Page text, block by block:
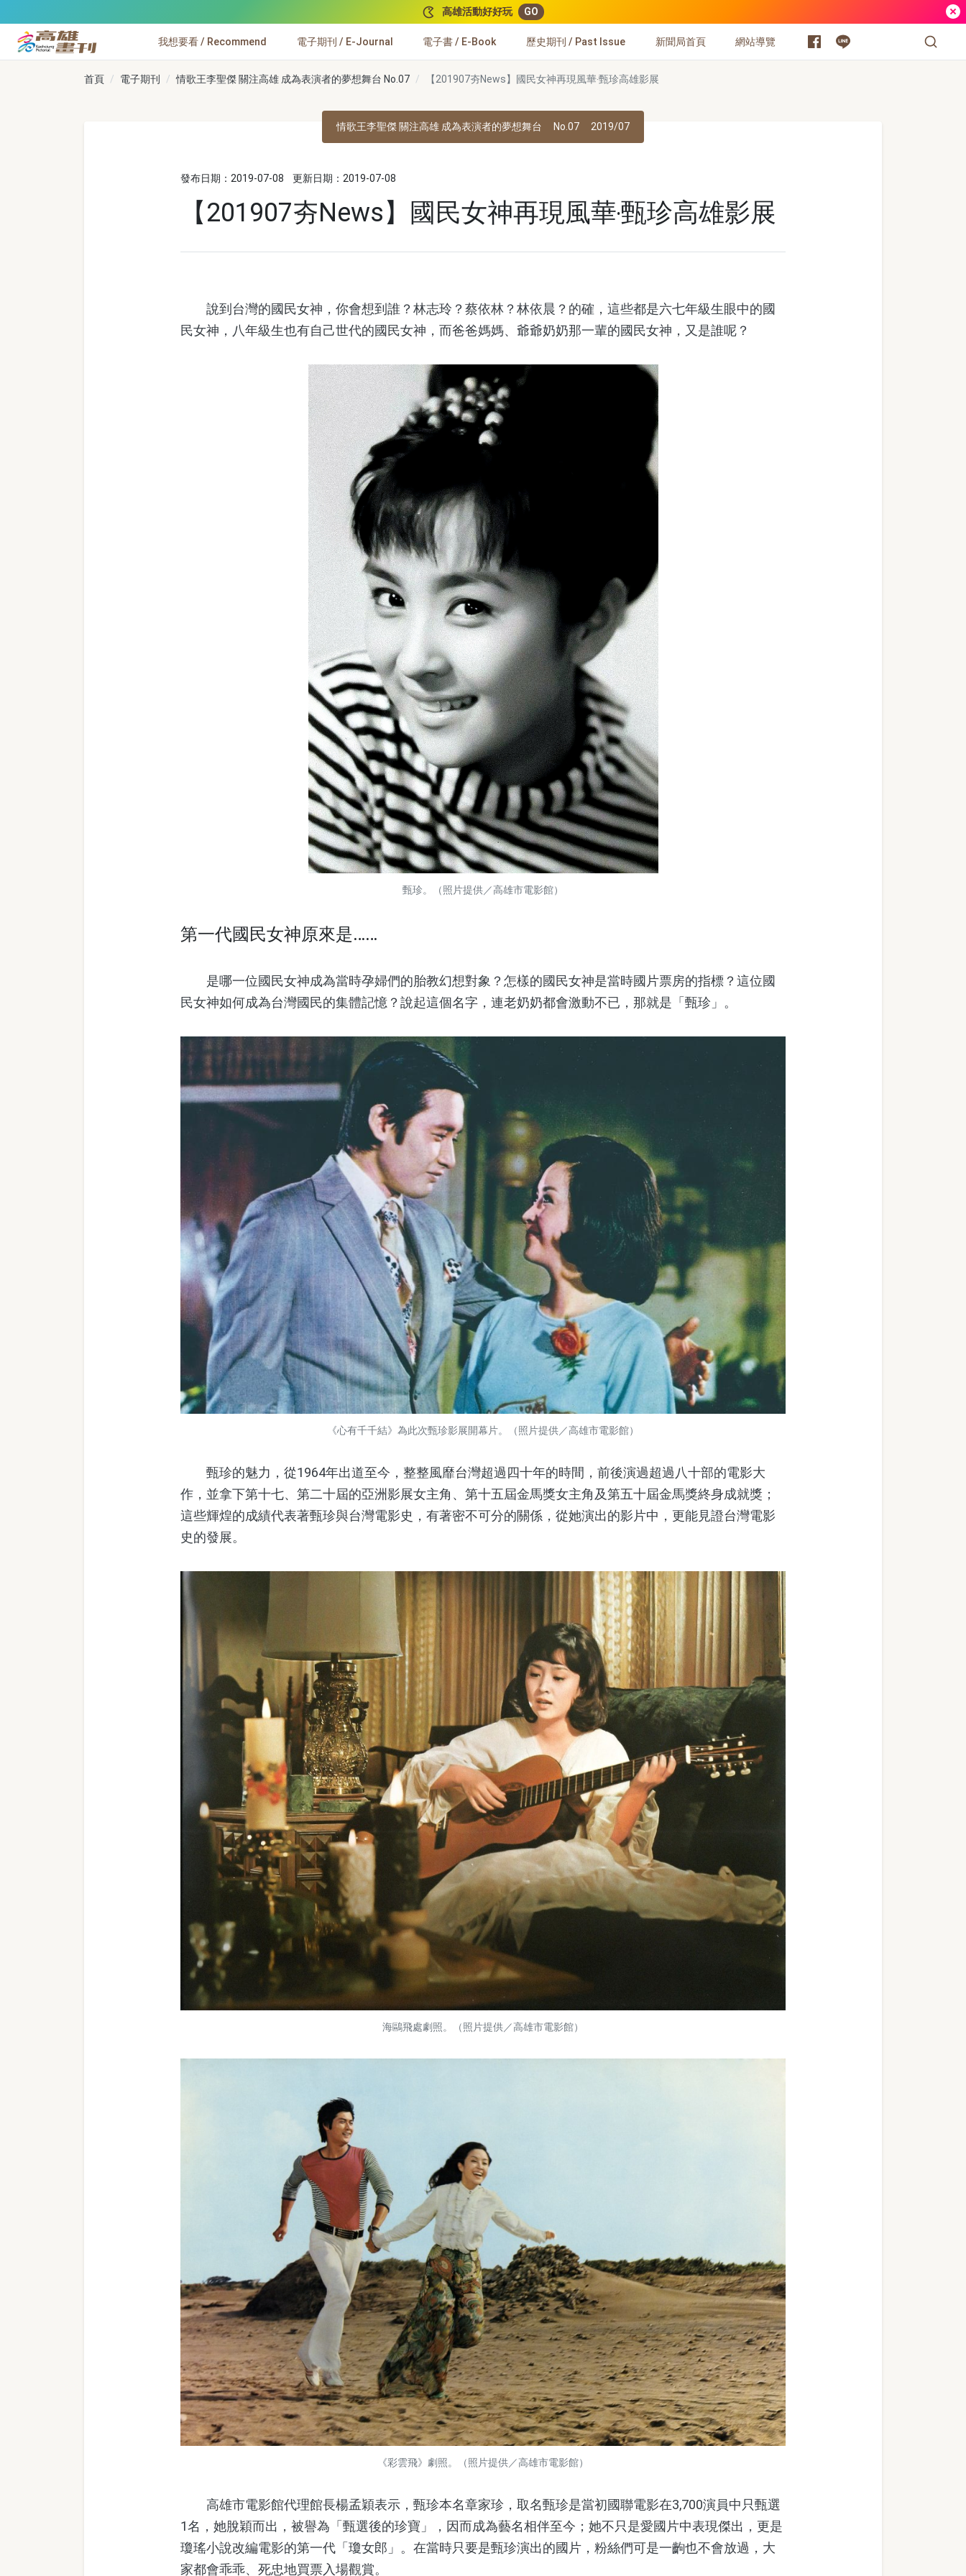
高雄活動好好玩 GO
高雄畫刊
我想要看 / Recommend 電子期刊 / E-Journal 電子書 / E-Book 歷史期刊 / Past Issue 新聞局首頁 網站導覽
首頁 電子期刊 情歌王李聖傑 關注高雄 成為表演者的夢想舞台 No.07 【201907夯News】國民女神再現風華‧甄珍高雄影展
情歌王李聖傑 關注高雄 成為表演者的夢想舞台 No.07 2019/07
發布日期：2019-07-08 更新日期：2019-07-08
【201907夯News】國民女神再現風華‧甄珍高雄影展
說到台灣的國民女神，你會想到誰？林志玲？蔡依林？林依晨？的確，這些都是六七年級生眼中的國
民女神，八年級生也有自己世代的國民女神，而爸爸媽媽、爺爺奶奶那一輩的國民女神，又是誰呢？
甄珍。（照片提供／高雄市電影館）
第一代國民女神原來是……
是哪一位國民女神成為當時孕婦們的胎教幻想對象？怎樣的國民女神是當時國片票房的指標？這位國
民女神如何成為台灣國民的集體記憶？說起這個名字，連老奶奶都會激動不已，那就是「甄珍」。
《心有千千結》為此次甄珍影展開幕片。（照片提供／高雄市電影館）
甄珍的魅力，從1964年出道至今，整整風靡台灣超過四十年的時間，前後演過超過八十部的電影大
作，並拿下第十七、第二十屆的亞洲影展女主角、第十五屆金馬獎女主角及第五十屆金馬獎終身成就獎；
這些輝煌的成績代表著甄珍與台灣電影史，有著密不可分的關係，從她演出的影片中，更能見證台灣電影
史的發展。
海鷗飛處劇照。（照片提供／高雄市電影館）
《彩雲飛》劇照。（照片提供／高雄市電影館）
高雄市電影館代理館長楊孟穎表示，甄珍本名章家珍，取名甄珍是當初國聯電影在3,700演員中只甄選
1名，她脫穎而出，被譽為「甄選後的珍寶」，因而成為藝名相伴至今；她不只是愛國片中表現傑出，更是
瓊瑤小說改編電影的第一代「瓊女郎」。在當時只要是甄珍演出的國片，粉絲們可是一齣也不會放過，大
家都會乖乖、死忠地買票入場觀賞。